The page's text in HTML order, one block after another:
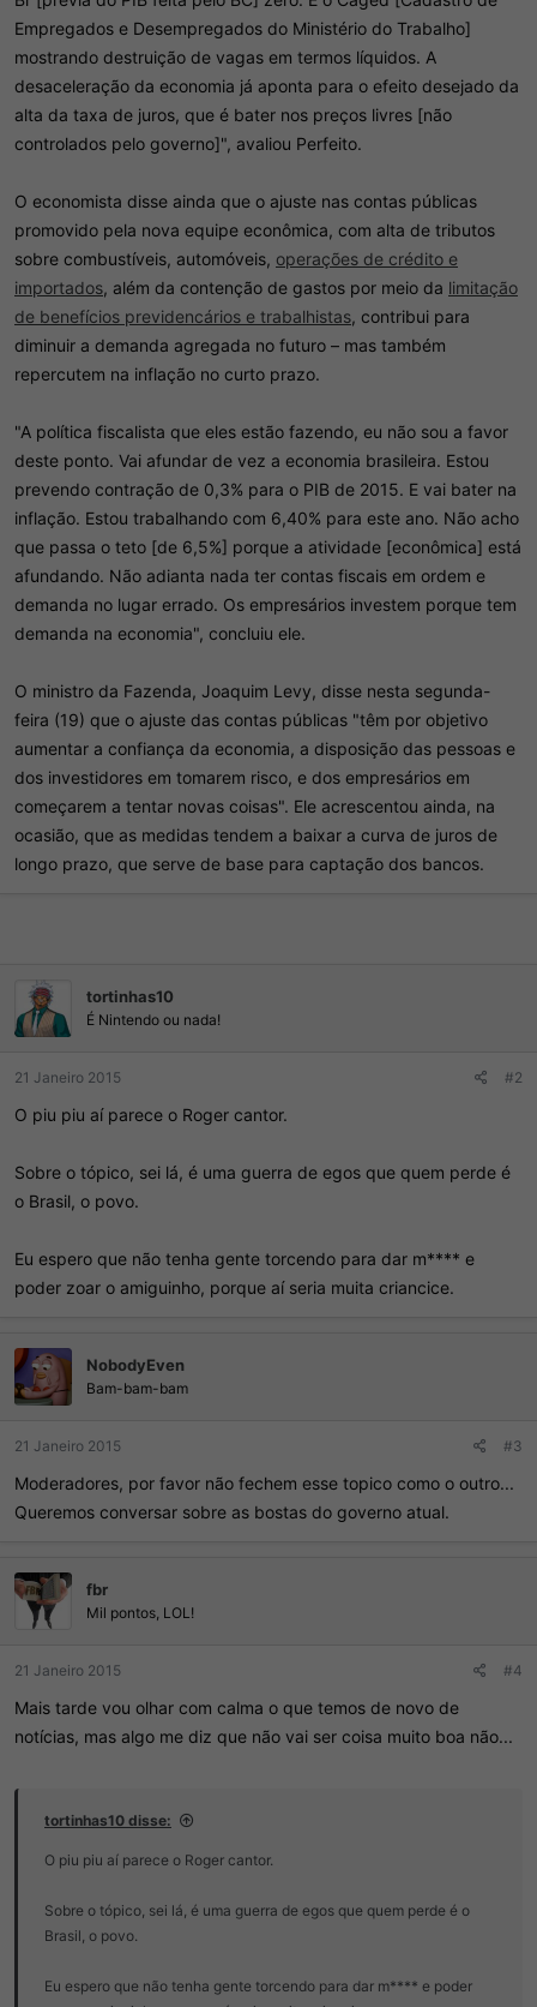
Empregados e Desempregados do Ministério do Trabalho]
mostrando destruição de vagas em termos líquidos. A
desaceleração da economia já aponta para o efeito desejado da
alta da taxa de juros, que é bater nos preços livres [não
controlados pelo governo]", avaliou Perfeito.
O economista disse ainda que o ajuste nas contas públicas
promovido pela nova equipe econômica, com alta de tributos
sobre combustíveis, automóveis, operações de crédito e
importados, além da contenção de gastos por meio da limitação
de benefícios previdencários e trabalhistas, contribui para
diminuir a demanda agregada no futuro – mas também
repercutem na inflação no curto prazo.
"A política fiscalista que eles estão fazendo, eu não sou a favor
deste ponto. Vai afundar de vez a economia brasileira. Estou
prevendo contração de 0,3% para o PIB de 2015. E vai bater na
inflação. Estou trabalhando com 6,40% para este ano. Não acho
que passa o teto [de 6,5%] porque a atividade [econômica] está
afundando. Não adianta nada ter contas fiscais em ordem e
demanda no lugar errado. Os empresários investem porque tem
demanda na economia", concluiu ele.
O ministro da Fazenda, Joaquim Levy, disse nesta segunda-
feira (19) que o ajuste das contas públicas "têm por objetivo
aumentar a confiança da economia, a disposição das pessoas e
dos investidores em tomarem risco, e dos empresários em
começarem a tentar novas coisas". Ele acrescentou ainda, na
ocasião, que as medidas tendem a baixar a curva de juros de
longo prazo, que serve de base para captação dos bancos.
tortinhas10
É Nintendo ou nada!
21 Janeiro 2015 #2
O piu piu aí parece o Roger cantor.
Sobre o tópico, sei lá, é uma guerra de egos que quem perde é
o Brasil, o povo.
Eu espero que não tenha gente torcendo para dar m**** e
poder zoar o amiguinho, porque aí seria muita criancice.
NobodyEven
Bam-bam-bam
21 Janeiro 2015 #3
Moderadores, por favor não fechem esse topico como o outro...
Queremos conversar sobre as bostas do governo atual.
fbr
Mil pontos, LOL!
21 Janeiro 2015 #4
Mais tarde vou olhar com calma o que temos de novo de
notícias, mas algo me diz que não vai ser coisa muito boa não...
tortinhas10 disse:
O piu piu aí parece o Roger cantor.
Sobre o tópico, sei lá, é uma guerra de egos que quem perde é o
Brasil, o povo.
Eu espero que não tenha gente torcendo para dar m**** e poder